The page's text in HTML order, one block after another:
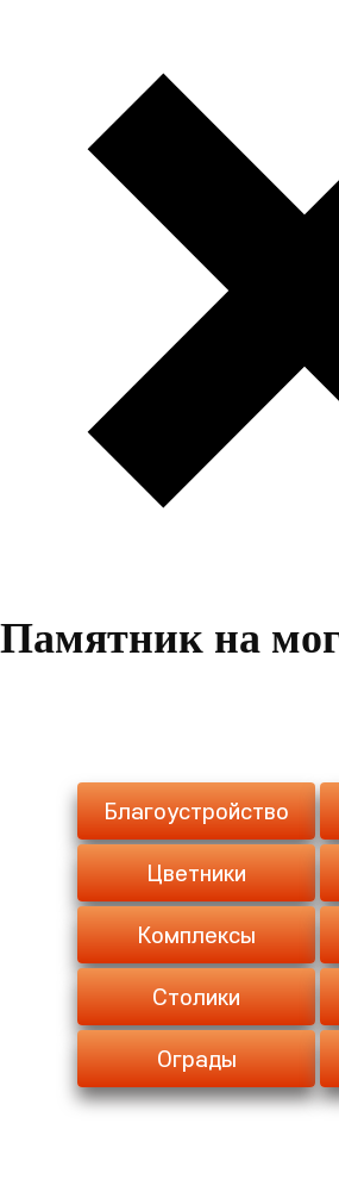
Памятник на
Благоустройство
Цветники
Комплексы
Столики
Ограды